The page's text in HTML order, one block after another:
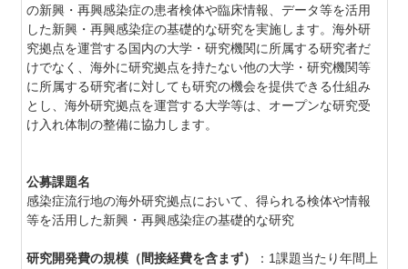
の新興・再興感染症の患者検体や臨床情報、データ等を活用
した新興・再興感染症の基礎的な研究を実施します。海外研
究拠点を運営する国内の大学・研究機関に所属する研究者だ
けでなく、海外に研究拠点を持たない他の大学・研究機関等
に所属する研究者に対しても研究の機会を提供できる仕組み
とし、海外研究拠点を運営する大学等は、オープンな研究受
け入れ体制の整備に協力します。
公募課題名
感染症流行地の海外研究拠点において、得られる検体や情報
等を活用した新興・再興感染症の基礎的な研究
研究開発費の規模（間接経費を含まず）
：1課題当たり年間上